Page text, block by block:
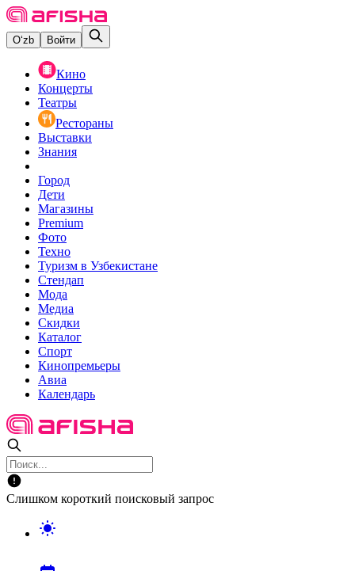
O‘zb Войти
Кино
Концерты
Театры
Рестораны
Выставки
Знания
Город
Дети
Магазины
Premium
Фото
Техно
Туризм в Узбекистане
Стендап
Мода
Медиа
Скидки
Каталог
Спорт
Кинопремьеры
Авиа
Календарь
Слишком короткий поисковый запрос